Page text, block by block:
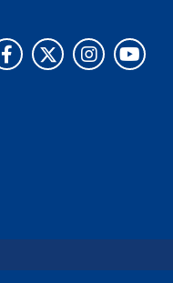
Facebook
X